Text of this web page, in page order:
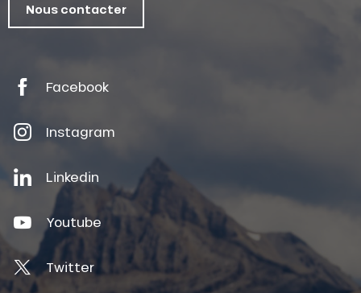
Nous contacter
Facebook
Instagram
Linkedin
Youtube
Twitter